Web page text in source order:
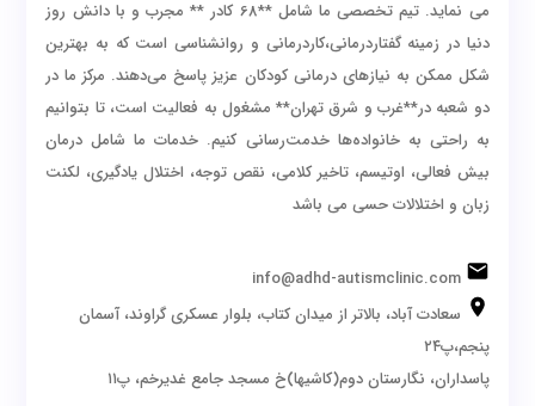
می نماید. تیم تخصصی ما شامل **68 کادر ** مجرب و با دانش روز
دنیا در زمینه گفتاردرمانی،کاردرمانی و روانشناسی است که به بهترین
شکل ممکن به نیازهای درمانی کودکان عزیز پاسخ می‌دهند. مرکز ما در
دو شعبه در**غرب و شرق تهران** مشغول به فعالیت است، تا بتوانیم
به راحتی به خانواده‌ها خدمت‌رسانی کنیم. خدمات ما شامل درمان
بیش فعالی، اوتیسم، تاخیر کلامی، نقص توجه، اختلال یادگیری، لکنت
زبان و اختلالات حسی می باشد
info@adhd-autismclinic.com
سعادت آباد، بالاتر از میدان کتاب، بلوار عسکری گراوند، آسمان
پنجم،پ۲۴
پاسداران، نگارستان دوم(کاشیها)خ مسجد جامع غدیرخم، پ۱۱